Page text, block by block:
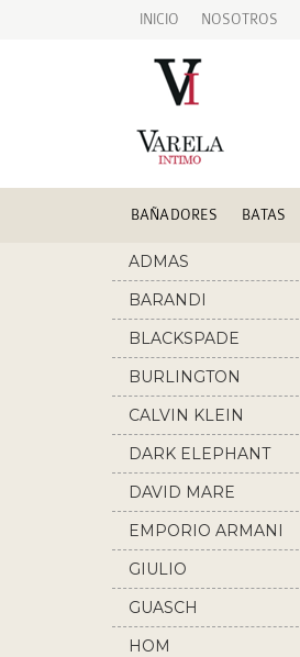
INICIO NOSOTROS
BAÑADORES BATAS
ADMAS
BARANDI
BLACKSPADE
BURLINGTON
CALVIN KLEIN
DARK ELEPHANT
DAVID MARE
EMPORIO ARMANI
GIULIO
GUASCH
HOM